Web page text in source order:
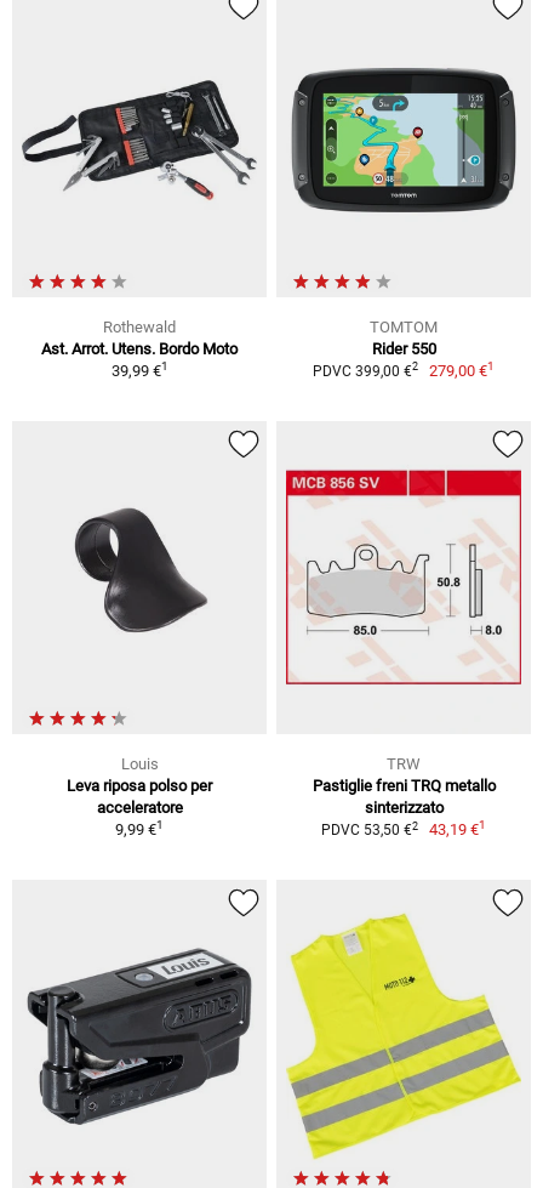
Rothewald
Ast. Arrot. Utens. Bordo Moto
39,99 €1
TOMTOM
Rider 550
PDVC 399,00 €2 279,00 €1
Louis
Leva riposa polso per
acceleratore
9,99 €1
TRW
Pastiglie freni TRQ metallo
sinterizzato
PDVC 53,50 €2 43,19 €1